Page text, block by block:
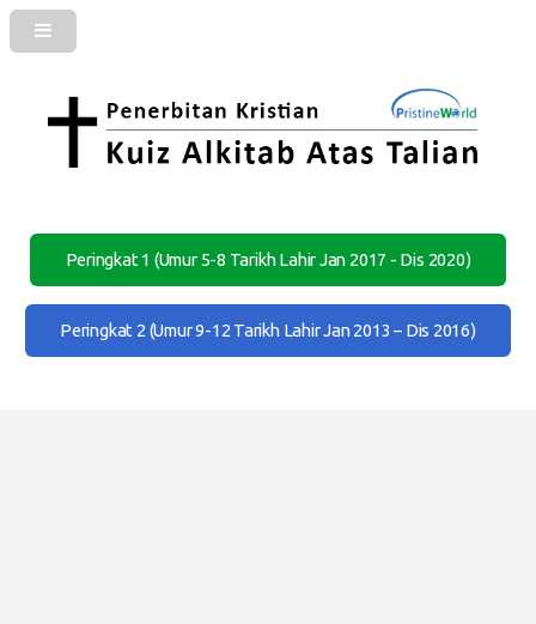
Peringkat 1 (Umur 5-8 Tarikh Lahir Jan 2017 - Dis 2020)
Peringkat 2 (Umur 9-12 Tarikh Lahir Jan 2013 – Dis 2016)